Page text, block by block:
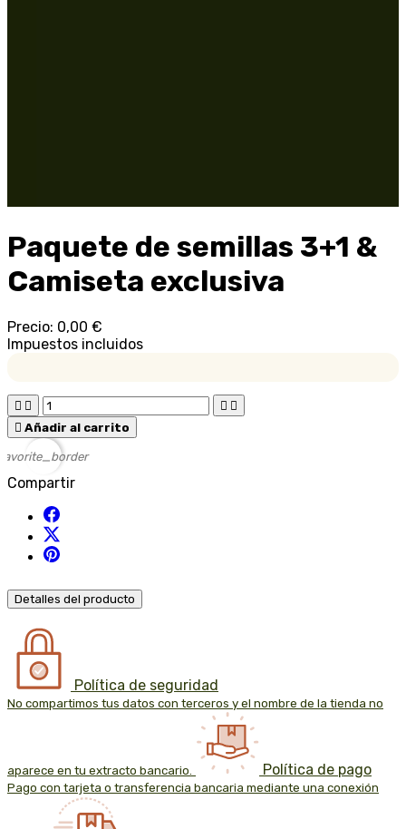
Paquete de semillas 3+1 &
Camiseta exclusiva
Precio: 0,00 €
Impuestos incluidos
   
 Añadir al carrito
favorite_border
Compartir
Detalles del producto
Política de seguridad
No compartimos tus datos con terceros y el nombre de la tienda no
aparece en tu extracto bancario. Política de pago
Pago con tarjeta o transferencia bancaria mediante una conexión